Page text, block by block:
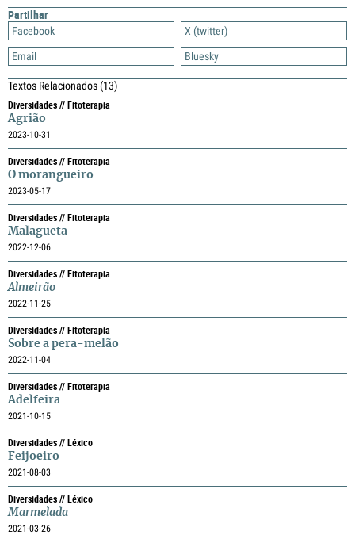
Partilhar
Facebook
X (twitter)
Email
Bluesky
Textos Relacionados(13)
Diversidades // Fitoterapia
Agrião
2023-10-31
Diversidades // Fitoterapia
O morangueiro
2023-05-17
Diversidades // Fitoterapia
Malagueta
2022-12-06
Diversidades // Fitoterapia
Almeirão
2022-11-25
Diversidades // Fitoterapia
Sobre a pera-melão
2022-11-04
Diversidades // Fitoterapia
Adelfeira
2021-10-15
Diversidades // Léxico
Feijoeiro
2021-08-03
Diversidades // Léxico
Marmelada
2021-03-26